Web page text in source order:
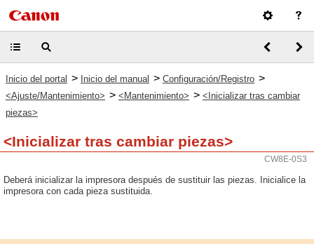
Inicio del portal > Inicio del manual > Configuración/Registro >
<Ajuste/Mantenimiento> > <Mantenimiento> > <Inicializar tras cambiar
piezas>
<Inicializar tras cambiar piezas>
CW8E-0S3
Deberá inicializar la impresora después de sustituir las piezas. Inicialice la
impresora con cada pieza sustituida.